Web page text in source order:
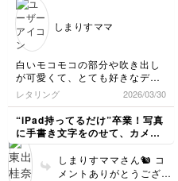
しまりすママ
白いモコモコの部分や吹き出し
が可愛くて、とても好きなデザ
インでした(^^)
レタリング 2026/03/30
“iPad持ってるだけ”卒業！写真
に手書き文字をのせて、カメラ
ロールが「アルバム」に変わる
デジタル文字講座しまりすママさん🐿️ コ
メントありがとうござい